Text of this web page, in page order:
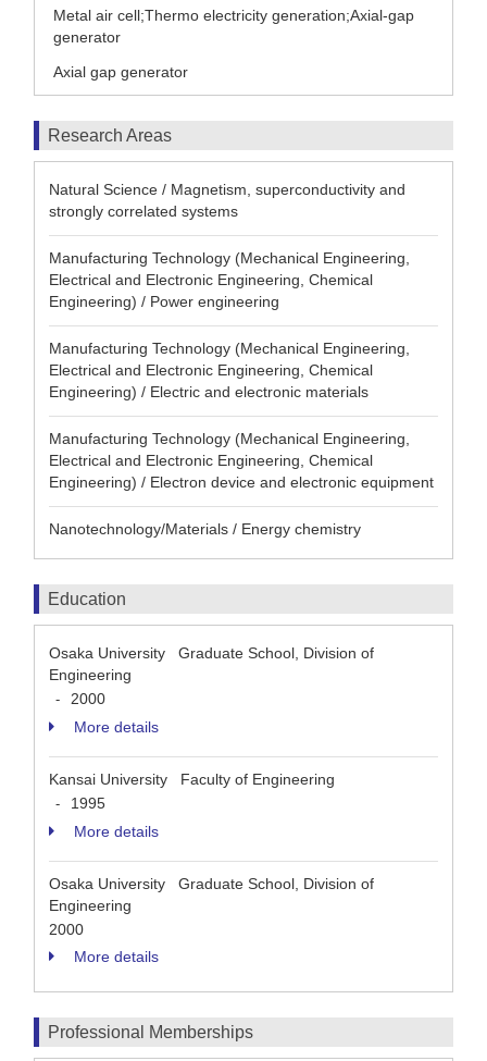
Metal air cell;Thermo electricity generation;Axial-gap
generator
Axial gap generator
Research Areas
Natural Science / Magnetism, superconductivity and
strongly correlated systems
Manufacturing Technology (Mechanical Engineering,
Electrical and Electronic Engineering, Chemical
Engineering) / Power engineering
Manufacturing Technology (Mechanical Engineering,
Electrical and Electronic Engineering, Chemical
Engineering) / Electric and electronic materials
Manufacturing Technology (Mechanical Engineering,
Electrical and Electronic Engineering, Chemical
Engineering) / Electron device and electronic equipment
Nanotechnology/Materials / Energy chemistry
Education
Osaka University Graduate School, Division of
Engineering
-
2000
More details
Kansai University Faculty of Engineering
-
1995
More details
Osaka University Graduate School, Division of
Engineering
2000
More details
Professional Memberships